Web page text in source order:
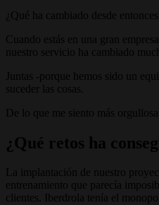
¿Qué ha cambiado desde
Cuando estás en una gran
nuestro servicio ha cambiado
Juntas -porque hemos sido un
suceder las cosas.
De lo que me siento más
¿Qué retos ha
La implantación de nuestro
entrenamiento que parecía
clientes. Iberdrola tenía el